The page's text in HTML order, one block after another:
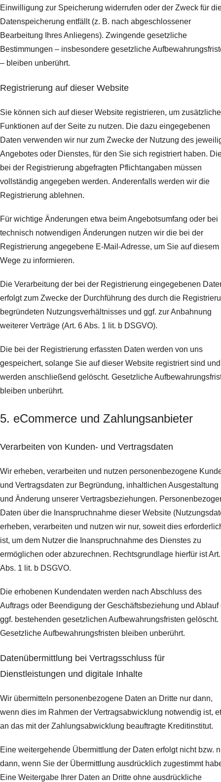
Einwilligung zur Speicherung widerrufen oder der Zweck für
Datenspeicherung entfällt (z. B. nach abgeschlossener
Bearbeitung Ihres Anliegens). Zwingende gesetzliche
Bestimmungen – insbesondere gesetzliche
– bleiben unberührt.
Registrierung auf dieser Website
Sie können sich auf dieser Website registrieren, um zusätzliche
Funktionen auf der Seite zu nutzen. Die dazu eingegebenen
Daten verwenden wir nur zum Zwecke der Nutzung des
Angebotes oder Dienstes, für den Sie sich registriert haben.
bei der Registrierung abgefragten Pflichtangaben müssen
vollständig angegeben werden. Anderenfalls werden wir die
Registrierung ablehnen.
Für wichtige Änderungen etwa beim Angebotsumfang oder bei
technisch notwendigen Änderungen nutzen wir die bei der
Registrierung angegebene E-Mail-Adresse, um Sie auf diesem
Wege zu informieren.
Die Verarbeitung der bei der Registrierung eingegebenen
erfolgt zum Zwecke der Durchführung des durch die
begründeten Nutzungsverhältnisses und ggf. zur Anbahnung
weiterer Verträge (Art. 6 Abs. 1 lit. b DSGVO).
Die bei der Registrierung erfassten Daten werden von uns
gespeichert, solange Sie auf dieser Website registriert sind und
werden anschließend gelöscht. Gesetzliche
bleiben unberührt.
5. eCommerce und Zahlungs­anbieter
Verarbeiten von Kunden- und Vertragsdaten
Wir erheben, verarbeiten und nutzen personenbezogene
und Vertragsdaten zur Begründung, inhaltlichen Ausgestaltung
und Änderung unserer Vertragsbeziehungen.
Daten über die Inanspruchnahme dieser Website
erheben, verarbeiten und nutzen wir nur, soweit dies
ist, um dem Nutzer die Inanspruchnahme des Dienstes zu
ermöglichen oder abzurechnen. Rechtsgrundlage hierfür ist
Abs. 1 lit. b DSGVO.
Die erhobenen Kundendaten werden nach Abschluss des
Auftrags oder Beendigung der Geschäftsbeziehung und Ablauf
ggf. bestehenden gesetzlichen Aufbewahrungsfristen gelöscht.
Gesetzliche Aufbewahrungsfristen bleiben unberührt.
Daten­übermittlung bei Vertragsschluss für
Dienstleistungen und digitale Inhalte
Wir übermitteln personenbezogene Daten an Dritte nur dann,
wenn dies im Rahmen der Vertragsabwicklung notwendig ist,
an das mit der Zahlungsabwicklung beauftragte Kreditinstitut.
Eine weitergehende Übermittlung der Daten erfolgt nicht bzw.
dann, wenn Sie der Übermittlung ausdrücklich zugestimmt
Eine Weitergabe Ihrer Daten an Dritte ohne ausdrückliche